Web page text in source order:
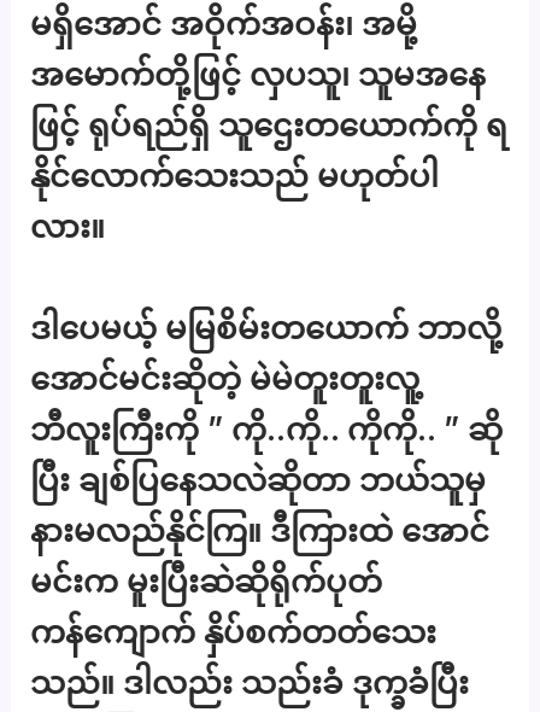
မရှိအောင် အဝိုက်အဝန်း၊ အမို့
အမောက်တို့ဖြင့် လှပသူ၊ သူမအနေ
ဖြင့် ရုပ်ရည်ရှိ သူဌေးတယောက်ကို ရ
နိုင်လောက်သေးသည် မဟုတ်ပါ
လား။
ဒါပေမယ့် မမြစိမ်းတယောက် ဘာလို့
အောင်မင်းဆိုတဲ့ မဲမဲတူးတူးလူ့
ဘီလူးကြီးကို ” ကို..ကို.. ကိုကို.. ” ဆို
ပြီး ချစ်ပြနေသလဲဆိုတာ ဘယ်သူမှ
နားမလည်နိုင်ကြ။ ဒီကြားထဲ အောင်
မင်းက မူးပြီးဆဲဆိုရိုက်ပုတ်
ကန်ကျောက် နှိပ်စက်တတ်သေး
သည်။ ဒါလည်း သည်းခံ ဒုက္ခခံပြီး